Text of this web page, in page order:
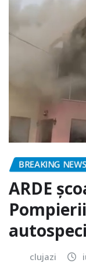
BREAKING NEWS
ARDE
clujazi